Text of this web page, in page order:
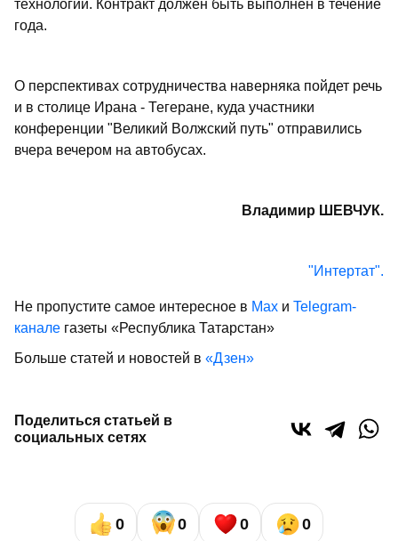
технологии. Контракт должен быть выполнен в течение
года.
О перспективах сотрудничества наверняка пойдет речь
и в столице Ирана - Тегеране, куда участники
конференции "Великий Волжский путь" отправились
вчера вечером на автобусах.
Владимир ШЕВЧУК.
"Интертат".
Не пропустите самое интересное в Max и Telegram-
канале газеты «Республика Татарстан»
Больше статей и новостей в «Дзен»
Поделиться статьей в
социальных сетях
0 0 0 0